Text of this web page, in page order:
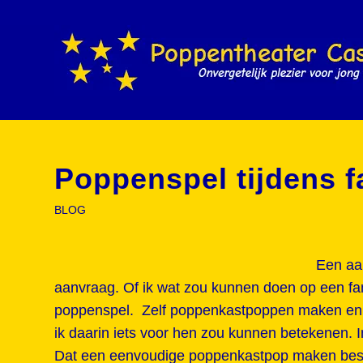
Poppenspel tijdens
BLOG
Een
aanvraag. Of ik wat zou kunnen doen op een
poppenspel. Zelf poppenkastpoppen maken
ik daarin iets voor hen zou kunnen betekenen.
Dat een eenvoudige poppenkastpop maken